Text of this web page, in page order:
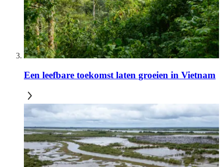
Een leefbare toekomst laten groeien in Vietnam